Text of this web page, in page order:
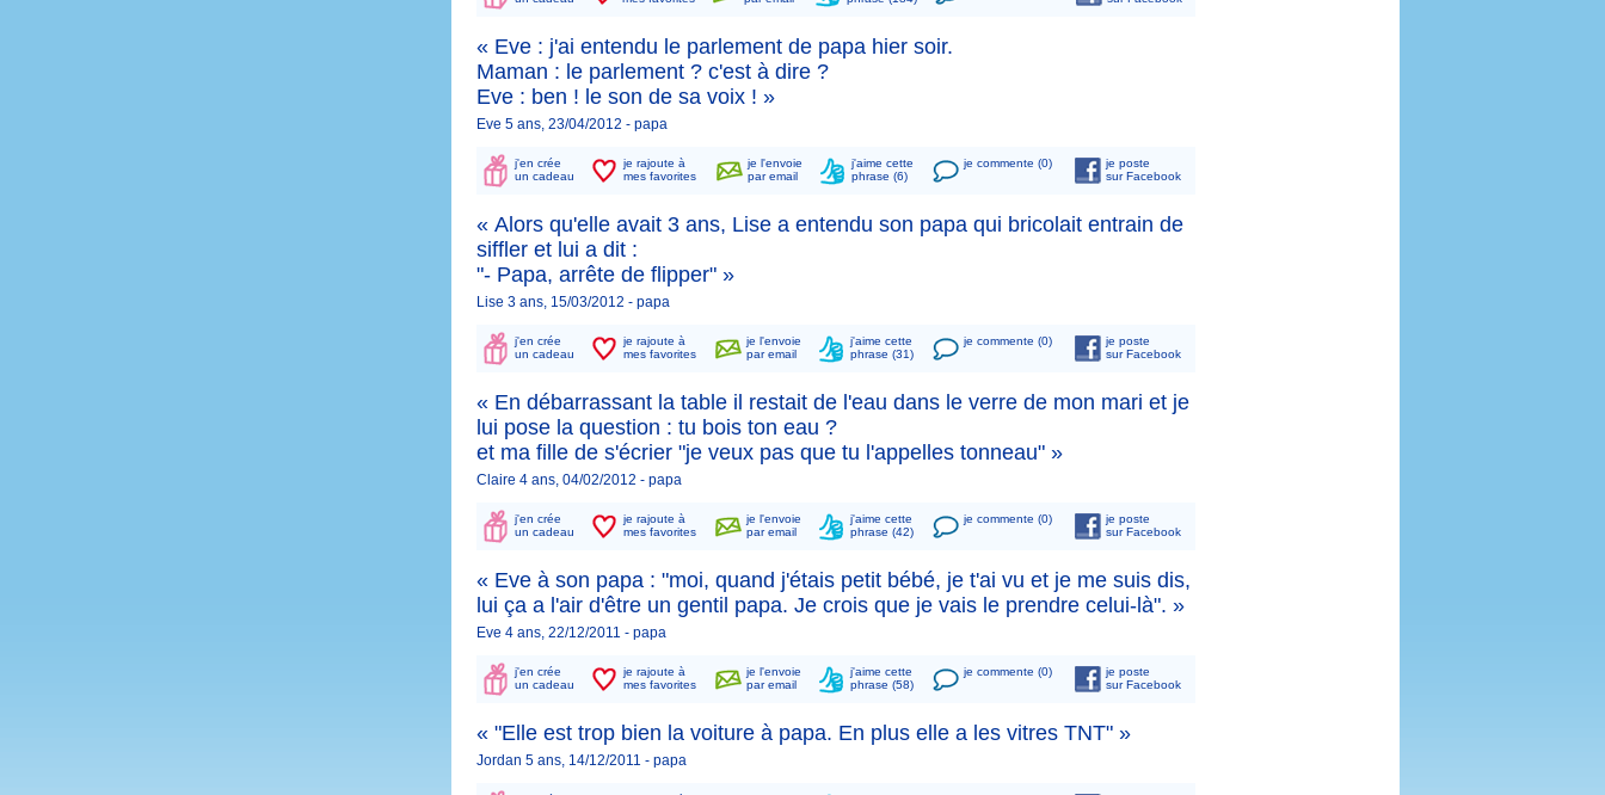
« Eve : j'ai entendu le parlement de papa hier soir.
Maman : le parlement ? c'est à dire ?
Eve : ben ! le son de sa voix ! »
Eve 5 ans, 23/04/2012 - papa
j'en crée
un cadeau
je rajoute à
mes favorites
je l'envoie
par email
j'aime cette
phrase (6)
je commente (0)
je poste
sur Facebook
« Alors qu'elle avait 3 ans, Lise a entendu son papa qui bricolait entrain de
siffler et lui a dit :
"- Papa, arrête de flipper" »
Lise 3 ans, 15/03/2012 - papa
j'en crée
un cadeau
je rajoute à
mes favorites
je l'envoie
par email
j'aime cette
phrase (31)
je commente (0)
je poste
sur Facebook
« En débarrassant la table il restait de l'eau dans le verre de mon mari et je
lui pose la question : tu bois ton eau ?
et ma fille de s'écrier "je veux pas que tu l'appelles tonneau" »
Claire 4 ans, 04/02/2012 - papa
j'en crée
un cadeau
je rajoute à
mes favorites
je l'envoie
par email
j'aime cette
phrase (42)
je commente (0)
je poste
sur Facebook
« Eve à son papa : "moi, quand j'étais petit bébé, je t'ai vu et je me suis dis,
lui ça a l'air d'être un gentil papa. Je crois que je vais le prendre celui-là". »
Eve 4 ans, 22/12/2011 - papa
j'en crée
un cadeau
je rajoute à
mes favorites
je l'envoie
par email
j'aime cette
phrase (58)
je commente (0)
je poste
sur Facebook
« "Elle est trop bien la voiture à papa. En plus elle a les vitres TNT" »
Jordan 5 ans, 14/12/2011 - papa